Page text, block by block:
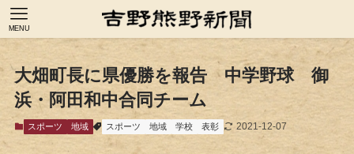
MENU
大畑町長に県優勝を報告 中学野球 御
浜・阿田和中合同チーム
スポーツ 地域 スポーツ 地域 学校 表彰 2021-12-07